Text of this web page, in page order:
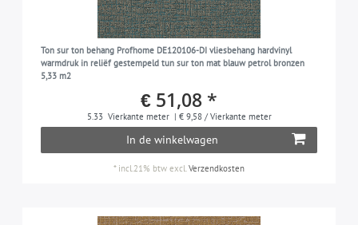
Ton sur ton behang Profhome DE120106-DI vliesbehang hardvinyl
warmdruk in reliëf gestempeld tun sur ton mat blauw petrol bronzen
5,33 m2
€ 51,08 *
5.33 Vierkante meter | € 9,58 / Vierkante meter
In de winkelwagen
* incl.21% btw excl.Verzendkosten